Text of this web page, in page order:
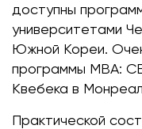
доступны
университетами
Южной Кореи.
программы МВА:
Квебека в
Практической